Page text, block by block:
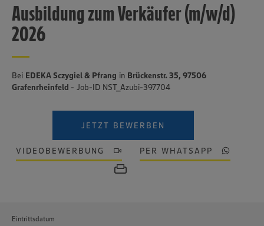
Ausbildung zum Verkäufer (m/w/d)
2026
Bei EDEKA Sczygiel & Pfrang in Brückenstr. 35, 97506
Grafenrheinfeld - Job-ID NST_Azubi-397704
JETZT BEWERBEN
VIDEOBEWERBUNG PER WHATSAPP
Eintrittsdatum